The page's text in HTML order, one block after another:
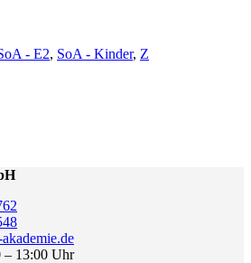
- E2, SoA - Kinder, Z
– 13:00 Uhr